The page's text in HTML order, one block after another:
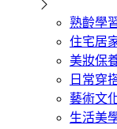
熟齡學
住宅居
美妝保
日常穿
藝術文
生活美